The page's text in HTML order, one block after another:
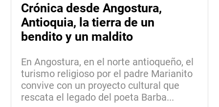
Crónica desde Angostura,
Antioquia, la tierra de un
bendito y un maldito
En Angostura, en el norte antioqueño, el
turismo religioso por el padre Marianito
convive con un proyecto cultural que
rescata el legado del poeta Barba...